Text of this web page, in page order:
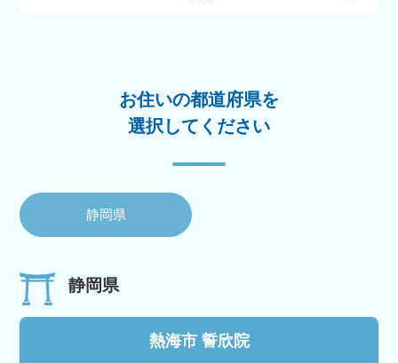
お住いの都道府県を
選択してください
静岡県
静岡県
熱海市 誓欣院